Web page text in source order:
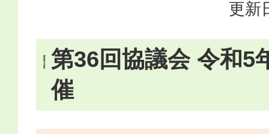
更新
第36回協議会 令和5
催